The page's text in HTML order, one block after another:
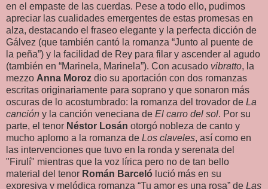
en el empaste de las cuerdas. Pese a todo ello, pudimos
apreciar las cualidades emergentes de estas promesas en
alza, destacando el fraseo elegante y la perfecta dicción de
Gálvez (que también cantó la romanza “Junto al puente de
la peña”) y la facilidad de Rey para filar y ascender al agudo
(también en “Marinela, Marinela”). Con acusado vibratto, la
mezzo Anna Moroz dio su aportación con dos romanzas
escritas originariamente para soprano y que sonaron más
oscuras de lo acostumbrado: la romanza del trovador de La
canción y la canción veneciana de El carro del sol. Por su
parte, el tenor Néstor Losán otorgó nobleza de canto y
mucho aplomo a la romanza de Los claveles, así como en
las intervenciones que tuvo en la ronda y serenata del
"Firulí" mientras que la voz lírica pero no de tan bello
material del tenor Román Barceló lució más en su
expresiva y melódica romanza “Tu amor es una rosa” de Las